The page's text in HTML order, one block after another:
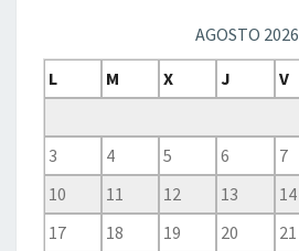
AGOSTO 2026
L
M X J V
3
4 5 6 7
10
11 12 13 14
17
18 19 20 21